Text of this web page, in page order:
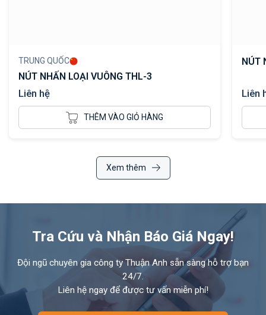
TRUNG QUỐC
NÚT NHẤN LOẠI VUÔNG THL-3
Liên hệ
THÊM VÀO GIỎ HÀNG
NÚT
Liên
Xem thêm
Tra Cứu và Nhận Báo Giá Ngay!
Đội ngũ chuyên gia công ty Thuận Anh sẵn sàng hỗ trợ bạn
24/7.
Liên hệ ngay để được tư vấn miễn phí!